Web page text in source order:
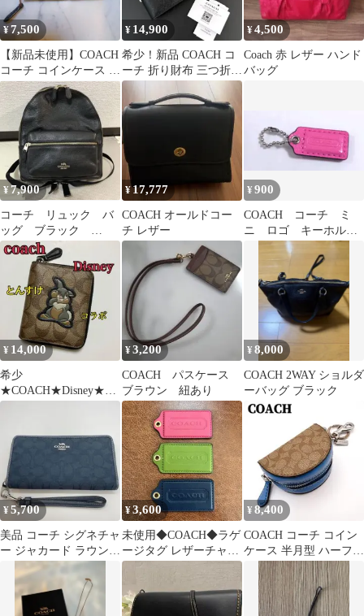
¥7,500
​【新品未使用】COACH
コーチ コインケース 小
銭入れ F27569ネイビー
¥ 14,900
希少！新品 COACH コ
ーチ 折り財布 三つ折り
財布 百貨店モデル
¥4,500
Coach 赤 レザー ハンド
バッグ
¥ 7,900
コーチ リュック バ
ッグ ブラック
F30550
¥17,777
COACH オールドコー
チ レザー
¥900
COACH コーチ ミ
ニ ロゴ キーホルダ
ー ピンク
¥ 14,000
希少
★COACH★Disney★コ
ラボ★とんすけ★財布
ャー
¥3,200
COACH パスケース
ブラウン 紐あり
¥8,000
COACH 2WAY ショルダ
ーバッグ ブラック
¥5,700
美品 コーチ シグネチャ
ー ジャカード ラウンド
ファスナー 長財布 ブル
¥3,600
未使用◆COACH◆ラゲ
ージタグ レザーチャー
ム 3点
¥8,400
COACH コーチ コイン
ケース 半月型 ハーフム
ーン シグネチャー チャ
ーム